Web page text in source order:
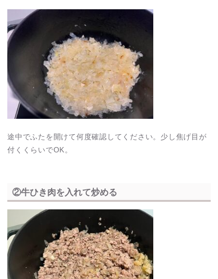
途中でふたを開けて何度確認してください。少し焦げ目が
付くくらいでOK。
②牛ひき肉を入れて炒める